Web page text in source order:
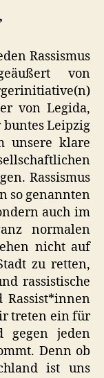
Rassismus
von
von Legida,
buntes Leipzig
unsere klare
Rassismus
so genannten
auch im
normalen
nicht auf
zu retten,
rassistische
Rassist*innen
treten ein für
gegen jeden
Denn ob
ist uns